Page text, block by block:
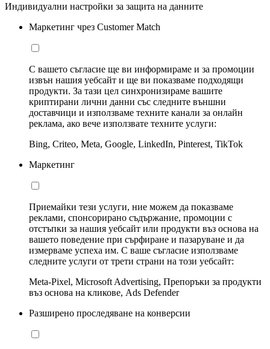
Индивидуални настройки за защита на данните
Маркетинг чрез Customer Match
С вашето съгласие ще ви информираме и за промоции
извън нашия уебсайт и ще ви показваме подходящи
продукти. За тази цел синхронизираме вашите
криптирани лични данни със следните външни
доставчици и използваме техните канали за онлайн
реклама, ако вече използвате техните услуги:
Bing, Criteo, Meta, Google, LinkedIn, Pinterest, TikTok
Маркетинг
Приемайки тези услуги, ние можем да показваме
реклами, спонсорирано съдържание, промоции с
отстъпки за нашия уебсайт или продукти въз основа на
вашето поведение при сърфиране и пазаруване и да
измерваме успеха им. С ваше съгласие използваме
следните услуги от трети страни на този уебсайт:
Meta-Pixel, Microsoft Advertising, Препоръки за продукти
въз основа на кликове, Ads Defender
Разширено проследяване на конверсии